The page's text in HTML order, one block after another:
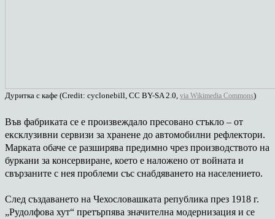
Дуритка с кафе (Credit: cyclonebill, CC BY-SA 2.0, via Wikimedia Commons)
Във фабриката се е произвеждало пресовано стъкло – от
ексклузивни сервизи за хранене до автомобилни рефлектори.
Марката обаче се разширява предимно чрез производството на
буркани за консервиране, което е наложено от войната и
свързаните с нея проблеми със снабдяването на населението.
След създаването на Чехословашката република през 1918 г.
„Рудолфова хут“ претърпява значителна модернизация и се